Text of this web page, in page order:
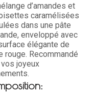
d’amandes et
caramélisées
dans une pâte
enveloppé avec
élégante de
rouge. Recommandé
joyeux